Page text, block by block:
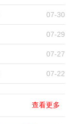
07-30
07-29
07-27
07-22
查看更多